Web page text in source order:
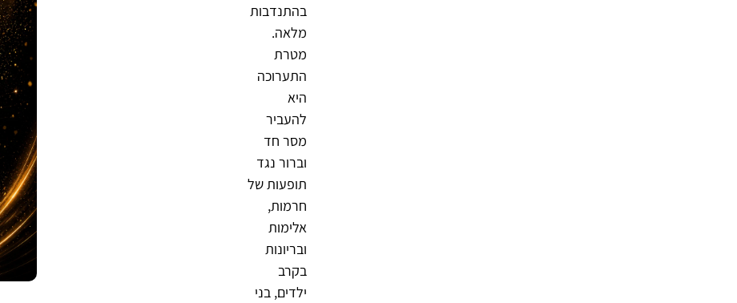
בהתנדבות
מלאה.
מטרת
התערוכה
היא
להעביר
מסר חד
וברור נגד
תופעות של
חרמות,
אלימות
ובריונות
בקרב
ילדים, בני